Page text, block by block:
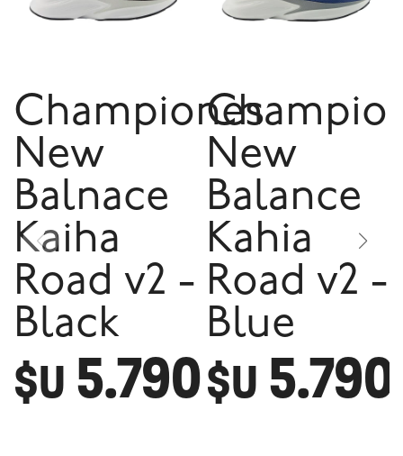
Championes
New
Balnace
Kaiha
Road v2 -
Black
$U 5.790
New
Balance
Kahia
Road v2 -
Blue
$U 5.790